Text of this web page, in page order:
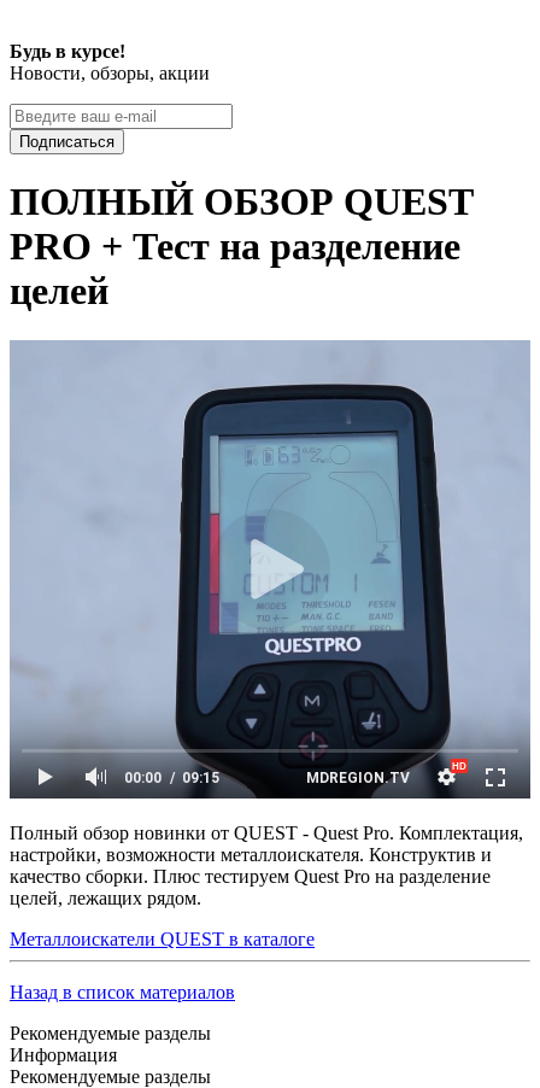
Будь в курсе!
Новости, обзоры, акции
Подписаться
ПОЛНЫЙ ОБЗОР QUEST
PRO + Тест на разделение
целей
Полный обзор новинки от QUEST - Quest Pro. Комплектация,
настройки, возможности металлоискателя. Конструктив и
качество сборки. Плюс тестируем Quest Pro на разделение
целей, лежащих рядом.
Металлоискатели QUEST в каталоге
Назад в список материалов
Рекомендуемые разделы
Информация
Рекомендуемые разделы